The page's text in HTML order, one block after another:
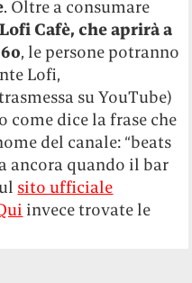
. Oltre a consumare
Lofi Cafè, che aprirà a
, le persone potranno
Lofi,
su YouTube)
come dice la frase che
del canale: “beats
ancora quando il bar
sito ufficiale
invece trovate le